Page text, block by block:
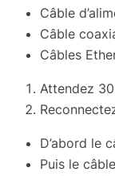
Câble
Câble
Câbles
Attendez
D’abord le
Puis le